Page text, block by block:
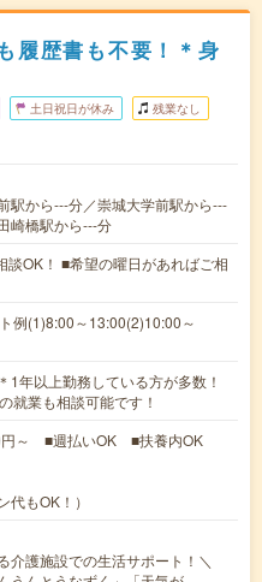
歴書も不要！＊身
土日祝日が休み 残業なし
駅から---分／崇城大学前駅から---
崎橋駅から---分
談OK！ ■希望の曜日があればご相
例(1)8:00～13:00(2)10:00～
1年以上勤務している方が多数！
就業も相談可能です！
円～ ■週払いOK ■扶養内OK
もOK！）
介護施設での生活サポート！＼